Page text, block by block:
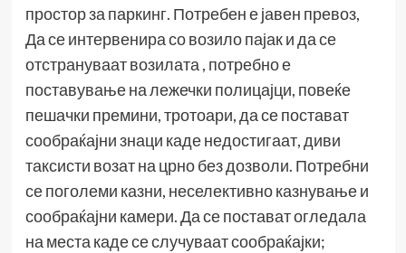
простор за паркинг. Потребен е јавен превоз,
Да се интервенира со возило пајак и да се
отстрануваат возилата , потребно е
поставување на лежечки полицајци, повеќе
пешачки премини, тротоари, да се постават
сообраќајни знаци каде недостигаат, диви
таксисти возат на црно без дозволи. Потребни
се поголеми казни, неселективно казнување и
сообраќајни камери. Да се постават огледала
на места каде се случуваат сообраќајки;